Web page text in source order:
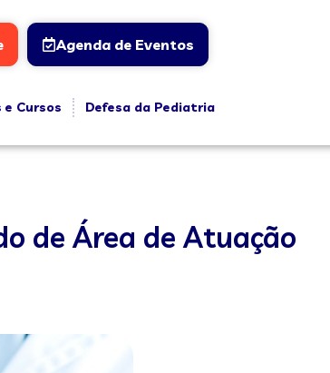
Agenda de Eventos
e Cursos
Defesa da Pediatria
de Área de Atuação